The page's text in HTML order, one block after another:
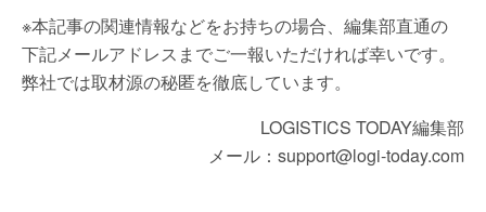
※本記事の関連情報などをお持ちの場合、編集部直通の
下記メールアドレスまでご一報いただければ幸いです。
弊社では取材源の秘匿を徹底しています。
LOGISTICS TODAY編集部
メール：support@logi-today.com